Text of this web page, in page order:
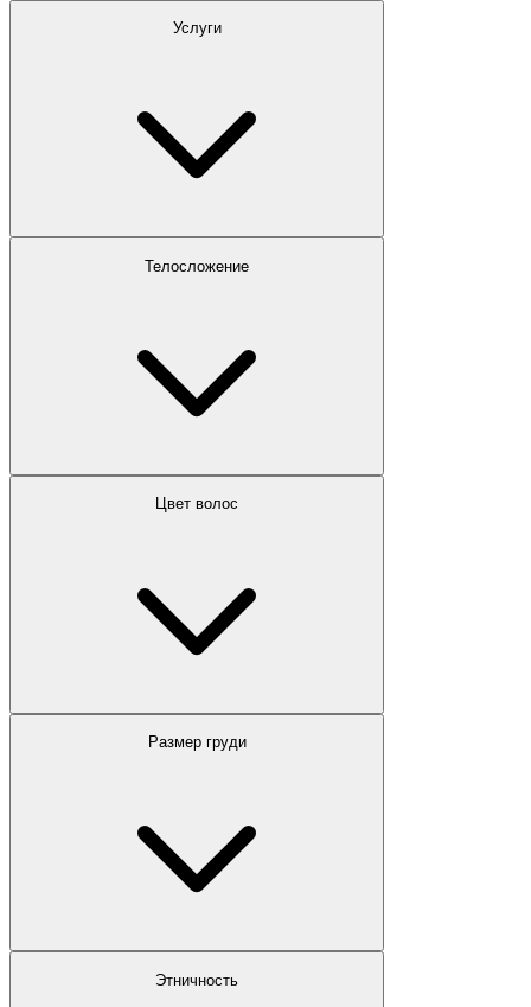
Услуги
Телосложение
Цвет волос
Размер груди
Этничность